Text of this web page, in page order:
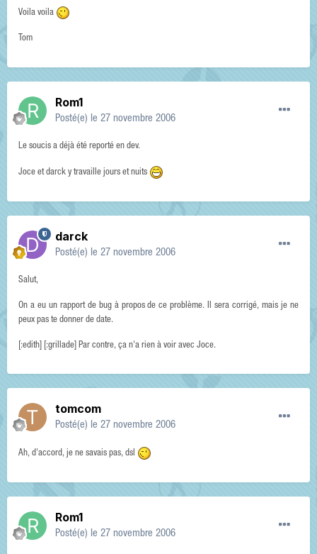
Voila voila
Tom
Rom1
Posté(e) le 27 novembre 2006
Le soucis a déjà été reporté en dev.
Joce et darck y travaille jours et nuits
darck
Posté(e) le 27 novembre 2006
Salut,
On a eu un rapport de bug à propos de ce problème. Il sera corrigé, mais je ne
peux pas te donner de date.
[:edith] [:grillade] Par contre, ça n'a rien à voir avec Joce.
tomcom
Posté(e) le 27 novembre 2006
Ah, d'accord, je ne savais pas, dsl
Rom1
Posté(e) le 27 novembre 2006